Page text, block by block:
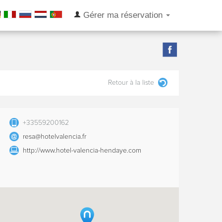
Gérer ma réservation
Retour à la liste
+33559200162
resa@hotelvalencia.fr
http://www.hotel-valencia-hendaye.com